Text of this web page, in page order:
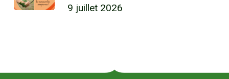
9 juillet 2026